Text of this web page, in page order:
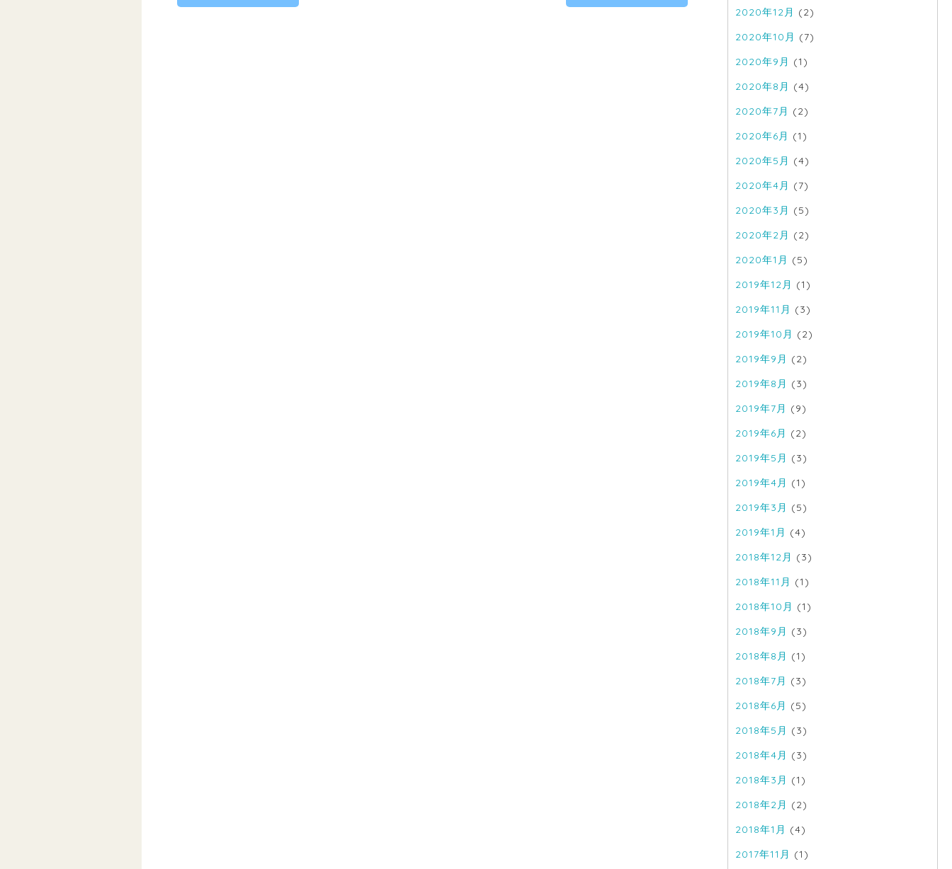
2020年12月 (2)
2020年10月 (7)
2020年9月 (1)
2020年8月 (4)
2020年7月 (2)
2020年6月 (1)
2020年5月 (4)
2020年4月 (7)
2020年3月 (5)
2020年2月 (2)
2020年1月 (5)
2019年12月 (1)
2019年11月 (3)
2019年10月 (2)
2019年9月 (2)
2019年8月 (3)
2019年7月 (9)
2019年6月 (2)
2019年5月 (3)
2019年4月 (1)
2019年3月 (5)
2019年1月 (4)
2018年12月 (3)
2018年11月 (1)
2018年10月 (1)
2018年9月 (3)
2018年8月 (1)
2018年7月 (3)
2018年6月 (5)
2018年5月 (3)
2018年4月 (3)
2018年3月 (1)
2018年2月 (2)
2018年1月 (4)
2017年11月 (1)